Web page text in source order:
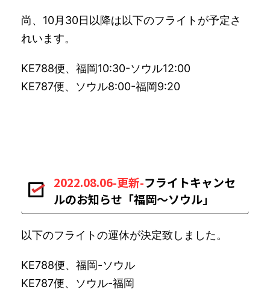
尚、10月30日以降は以下のフライトが予定さ
れいます。
KE788便、福岡10:30-ソウル12:00
KE787便、ソウル8:00-福岡9:20
2022.08.06-更新-フライトキャンセ
ルのお知らせ「福岡〜ソウル」
以下のフライトの運休が決定致しました。
KE788便、福岡-ソウル
KE787便、ソウル-福岡